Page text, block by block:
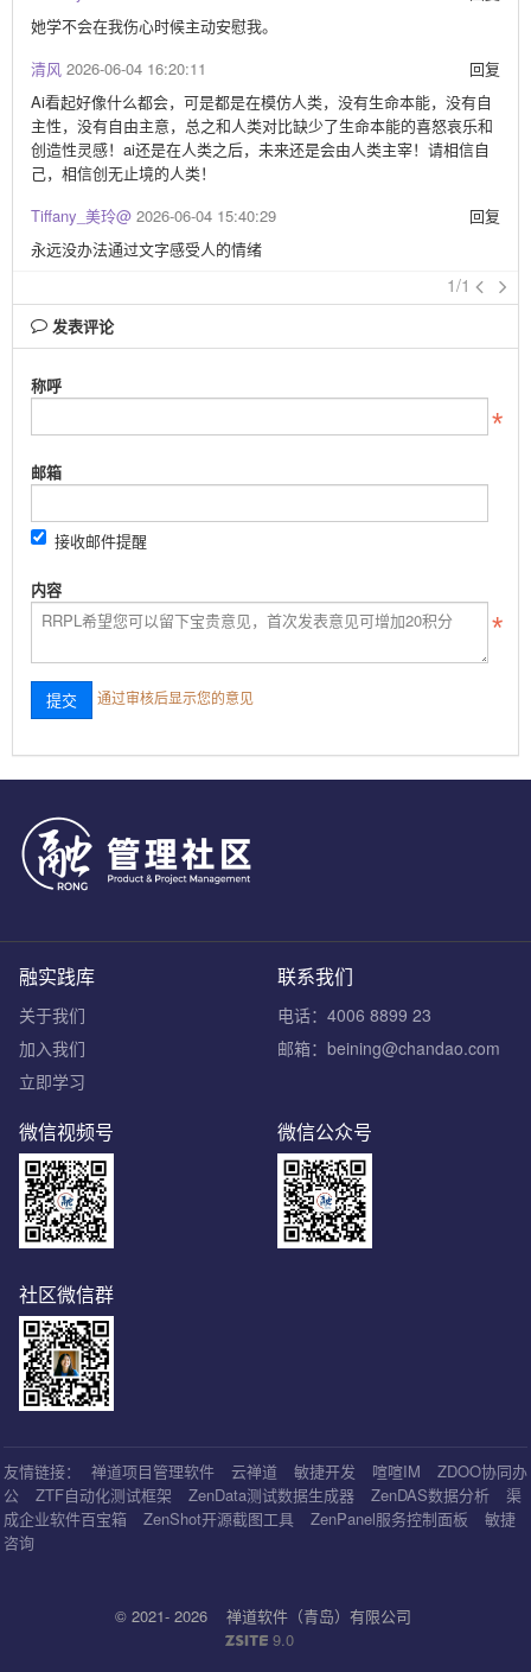
她学不会在我伤心时候主动安慰我。
清风 2026-06-04 16:20:11
回复
Ai看起好像什么都会，可是都是在模仿人类，没有生命本能，没有自
主性，没有自由主意，总之和人类对比缺少了生命本能的喜怒哀乐和
创造性灵感！ai还是在人类之后，未来还是会由人类主宰！请相信自
己，相信创无止境的人类！
Tiffany_美玲@ 2026-06-04 15:40:29
回复
永远没办法通过文字感受人的情绪
1/1
发表评论
称呼
邮箱
接收邮件提醒
内容
通过审核后显示您的意见
联系我们
电话：4006 8899 23
邮箱：beining@chandao.com
融实践库
关于我们
加入我们
立即学习
微信公众号
微信视频号
社区微信群
友情链接： 禅道项目管理软件 云禅道 敏捷开发 喧喧IM
ZDOO协同办
公
ZTF自动化测试框架 ZenData测试数据生成器 ZenDAS数据分析
渠
成企业软件百宝箱
ZenShot开源截图工具 ZenPanel服务控制面板
敏捷
咨询
© 2021- 2026 禅道软件（青岛）有限公司
9.0